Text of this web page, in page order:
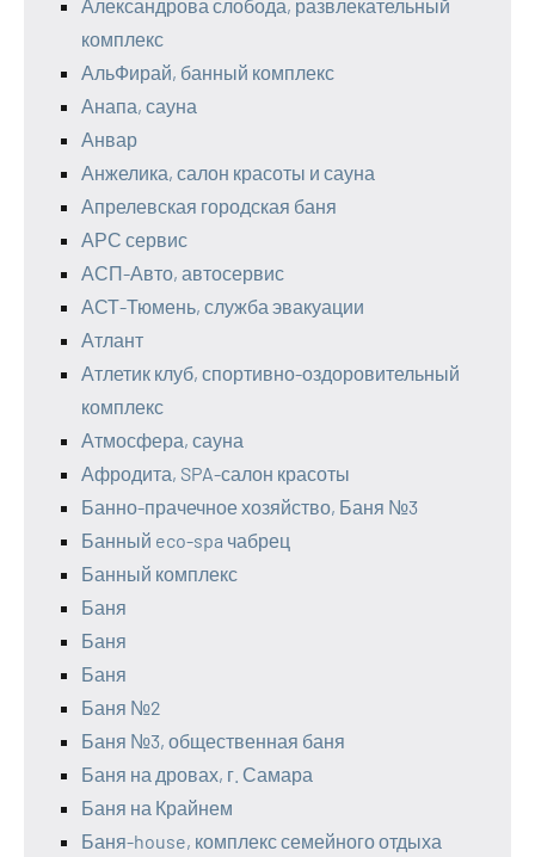
Александрова слобода, развлекательный
комплекс
АльФирай, банный комплекс
Анапа, сауна
Анвар
Анжелика, салон красоты и сауна
Апрелевская городская баня
АРС сервис
АСП-Авто, автосервис
АСТ-Тюмень, служба эвакуации
Атлант
Атлетик клуб, спортивно-оздоровительный
комплекс
Атмосфера, сауна
Афродита, SPA-салон красоты
Банно-прачечное хозяйство, Баня №3
Банный eco-spa чабрец
Банный комплекс
Баня
Баня
Баня
Баня №2
Баня №3, общественная баня
Баня на дровах, г. Самара
Баня на Крайнем
Баня-house, комплекс семейного отдыха